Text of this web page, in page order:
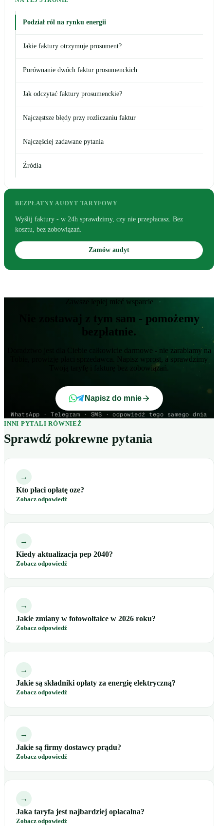
Podział ról na rynku energii
Jakie faktury otrzymuje prosument?
Porównanie dwóch faktur prosumenckich
Jak odczytać faktury prosumenckie?
Najczęstsze błędy przy rozliczaniu faktur
Najczęściej zadawane pytania
Źródła
BEZPŁATNY AUDYT TARYFOWY
Wyślij faktury - w 24h sprawdzimy, czy nie przepłacasz. Bez
kosztu, bez zobowiązań.
Zamów audyt
Zawsze lepiej mieć wsparcie
Nie zostawaj z tym sam - pomożemy
bezpłatnie.
Doradztwo jest dla Ciebie całkowicie darmowe - nie zarabiamy na
Tobie, prowizję płaci sprzedawca. Napisz wprost, a sprawdzimy
Twoją taryfę i fakturę bez zobowiązań.
Napisz do mnie
WhatsApp · Telegram · SMS · odpowiedź tego samego dnia
INNI PYTALI RÓWNIEŻ
Sprawdź pokrewne pytania
→
Kto płaci opłatę oze?
Zobacz odpowiedź
→
Kiedy aktualizacja pep 2040?
Zobacz odpowiedź
→
Jakie zmiany w fotowoltaice w 2026 roku?
Zobacz odpowiedź
→
Jakie są składniki opłaty za energię elektryczną?
Zobacz odpowiedź
→
Jakie są firmy dostawcy prądu?
Zobacz odpowiedź
→
Jaka taryfa jest najbardziej opłacalna?
Zobacz odpowiedź